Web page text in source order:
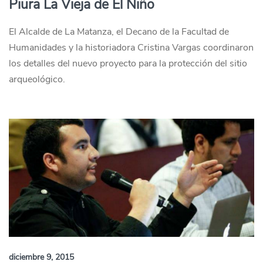
Piura La Vieja de El Niño
El Alcalde de La Matanza, el Decano de la Facultad de
Humanidades y la historiadora Cristina Vargas coordinaron
los detalles del nuevo proyecto para la protección del sitio
arqueológico.
diciembre 9, 2015